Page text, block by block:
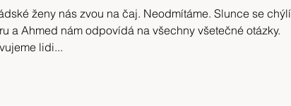
ženy nás zvou na čaj. Neodmítáme. Slunce se
a Ahmed nám odpovídá na všechny všetečné otázky.
lidi...